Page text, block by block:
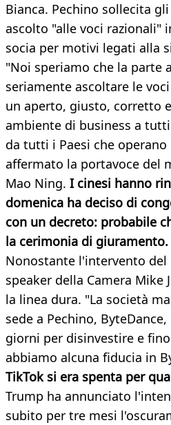
Bianca. Pechino sollecita
ascolto "alle voci razionali"
socia per motivi legati alla
"Noi speriamo che la parte
seriamente ascoltare le
un aperto, giusto, corretto
ambiente di business a
da tutti i Paesi che
affermato la portavoce del
Mao Ning. I cinesi hanno
domenica ha deciso di
con un decreto: probabile
la cerimonia di giuramento.
Nonostante l'intervento del
speaker della Camera Mike
la linea dura. "La società
sede a Pechino,
giorni per disinvestire e
abbiamo alcuna fiducia in
TikTok si era spenta per
Trump ha annunciato
subito per tre mesi